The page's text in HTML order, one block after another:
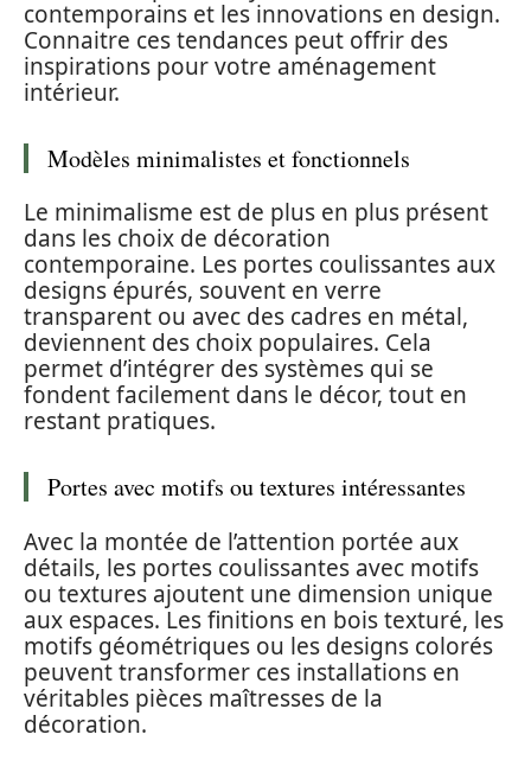
contemporains et les innovations en design.
Connaitre ces tendances peut offrir des
inspirations pour votre aménagement
intérieur.
Modèles minimalistes et fonctionnels
Le minimalisme est de plus en plus présent
dans les choix de décoration
contemporaine. Les portes coulissantes aux
designs épurés, souvent en verre
transparent ou avec des cadres en métal,
deviennent des choix populaires. Cela
permet d’intégrer des systèmes qui se
fondent facilement dans le décor, tout en
restant pratiques.
Portes avec motifs ou textures intéressantes
Avec la montée de l’attention portée aux
détails, les portes coulissantes avec motifs
ou textures ajoutent une dimension unique
aux espaces. Les finitions en bois texturé, les
motifs géométriques ou les designs colorés
peuvent transformer ces installations en
véritables pièces maîtresses de la
décoration.